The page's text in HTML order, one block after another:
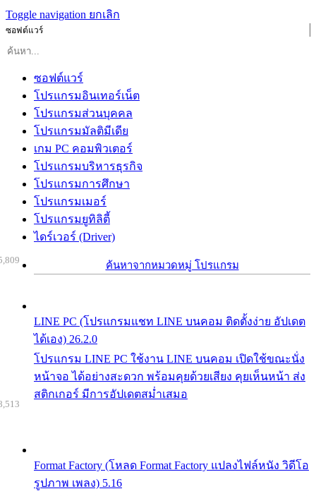
Toggle navigation ยกเลิก
ซอฟต์แวร์
ซอฟต์แวร์
โปรแกรมอินเทอร์เน็ต
โปรแกรมส่วนบุคคล
โปรแกรมมัลติมีเดีย
เกม PC คอมพิวเตอร์
โปรแกรมบริหารธุรกิจ
โปรแกรมการศึกษา
โปรแกรมเมอร์
โปรแกรมยูทิลิตี้
ไดร์เวอร์ (Driver)
ค้นหาจากหมวดหมู่ โปรแกรม
LINE PC (โปรแกรมแชท LINE บนคอม ติดตั้งง่าย อัปเดต
ได้เอง) 26.2.0
โปรแกรม LINE PC ใช้งาน LINE บนคอม เปิดใช้ขณะนั่ง
หน้าจอ ได้อย่างสะดวก พร้อมคุยด้วยเสียง คุยเห็นหน้า ส่ง
สติกเกอร์ มีการอัปเดตสม่ำเสมอ
Format Factory (โหลด Format Factory แปลงไฟล์หนัง วิดีโอ
รูปภาพ เพลง) 5.16